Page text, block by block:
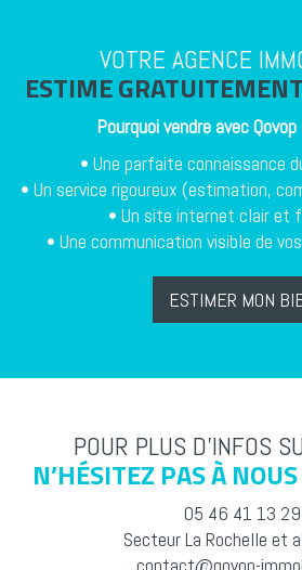
VOTRE AGENCE
ESTIME
Pourquoi vendre avec
• Une parfaite connaissance
• Un service rigoureux (estimation,
• Un site internet clair et
• Une communication visible de
ESTIMER MON
POUR PLUS D’INFOS
N’HÉSITEZ PAS À
05 46 41 13 29
Secteur La Rochelle et